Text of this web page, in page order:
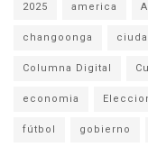
2025 america
changoonga
Columna Digital
economia
fútbol gobierno